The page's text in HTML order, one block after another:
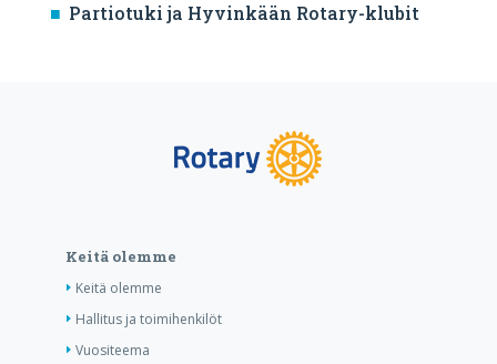
Partiotuki ja Hyvinkään Rotary-klubit
Keitä olemme
Keitä olemme
Hallitus ja toimihenkilöt
Vuositeema